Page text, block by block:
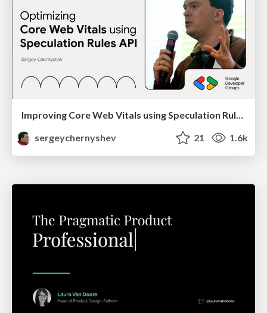
Improving Core Web Vitals using Speculation Rules API
sergeychernyshev
21 1.6k